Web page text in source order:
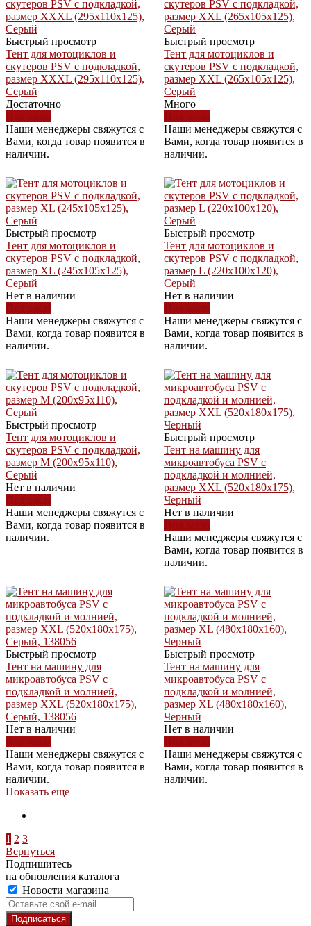
Быстрый просмотр
Тент для мотоциклов и
скутеров PSV с подкладкой,
размер XXXL (295x110x125),
Серый
Достаточно
Наши менеджеры свяжутся с
Вами, когда товар появится в
наличии.
Быстрый просмотр
Тент для мотоциклов и
скутеров PSV с подкладкой,
размер XXL (265x105x125),
Серый
Много
Наши менеджеры свяжутся с
Вами, когда товар появится в
наличии.
Быстрый просмотр
Тент для мотоциклов и
скутеров PSV с подкладкой,
размер XL (245x105x125),
Серый
Нет в наличии
Наши менеджеры свяжутся с
Вами, когда товар появится в
наличии.
Быстрый просмотр
Тент для мотоциклов и
скутеров PSV с подкладкой,
размер L (220x100x120),
Серый
Нет в наличии
Наши менеджеры свяжутся с
Вами, когда товар появится в
наличии.
Быстрый просмотр
Тент для мотоциклов и
скутеров PSV с подкладкой,
размер M (200x95x110),
Серый
Нет в наличии
Наши менеджеры свяжутся с
Вами, когда товар появится в
наличии.
Быстрый просмотр
Тент на машину для
микроавтобуса PSV с
подкладкой и молнией,
размер XXL (520x180x175),
Черный
Нет в наличии
Наши менеджеры свяжутся с
Вами, когда товар появится в
наличии.
Быстрый просмотр
Тент на машину для
микроавтобуса PSV с
подкладкой и молнией,
размер XXL (520x180x175),
Серый, 138056
Нет в наличии
Наши менеджеры свяжутся с
Вами, когда товар появится в
наличии.
Быстрый просмотр
Тент на машину для
микроавтобуса PSV с
подкладкой и молнией,
размер XL (480x180x160),
Черный
Нет в наличии
Наши менеджеры свяжутся с
Вами, когда товар появится в
наличии.
Показать еще
1 2 3
Вернуться
Подпишитесь
на обновления каталога
Новости магазина